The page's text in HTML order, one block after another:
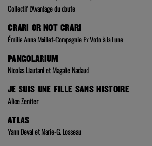
Collectif L'Avantage du doute
CRARI OR NOT CRARI
Émilie Anna Maillet-Compagnie Ex Voto à la Lune
PANGOLARIUM
Nicolas Liautard et Magalie Nadaud
JE SUIS UNE FILLE SANS HISTOIRE
Alice Zeniter
ATLAS
Yann Deval et Marie-G. Losseau